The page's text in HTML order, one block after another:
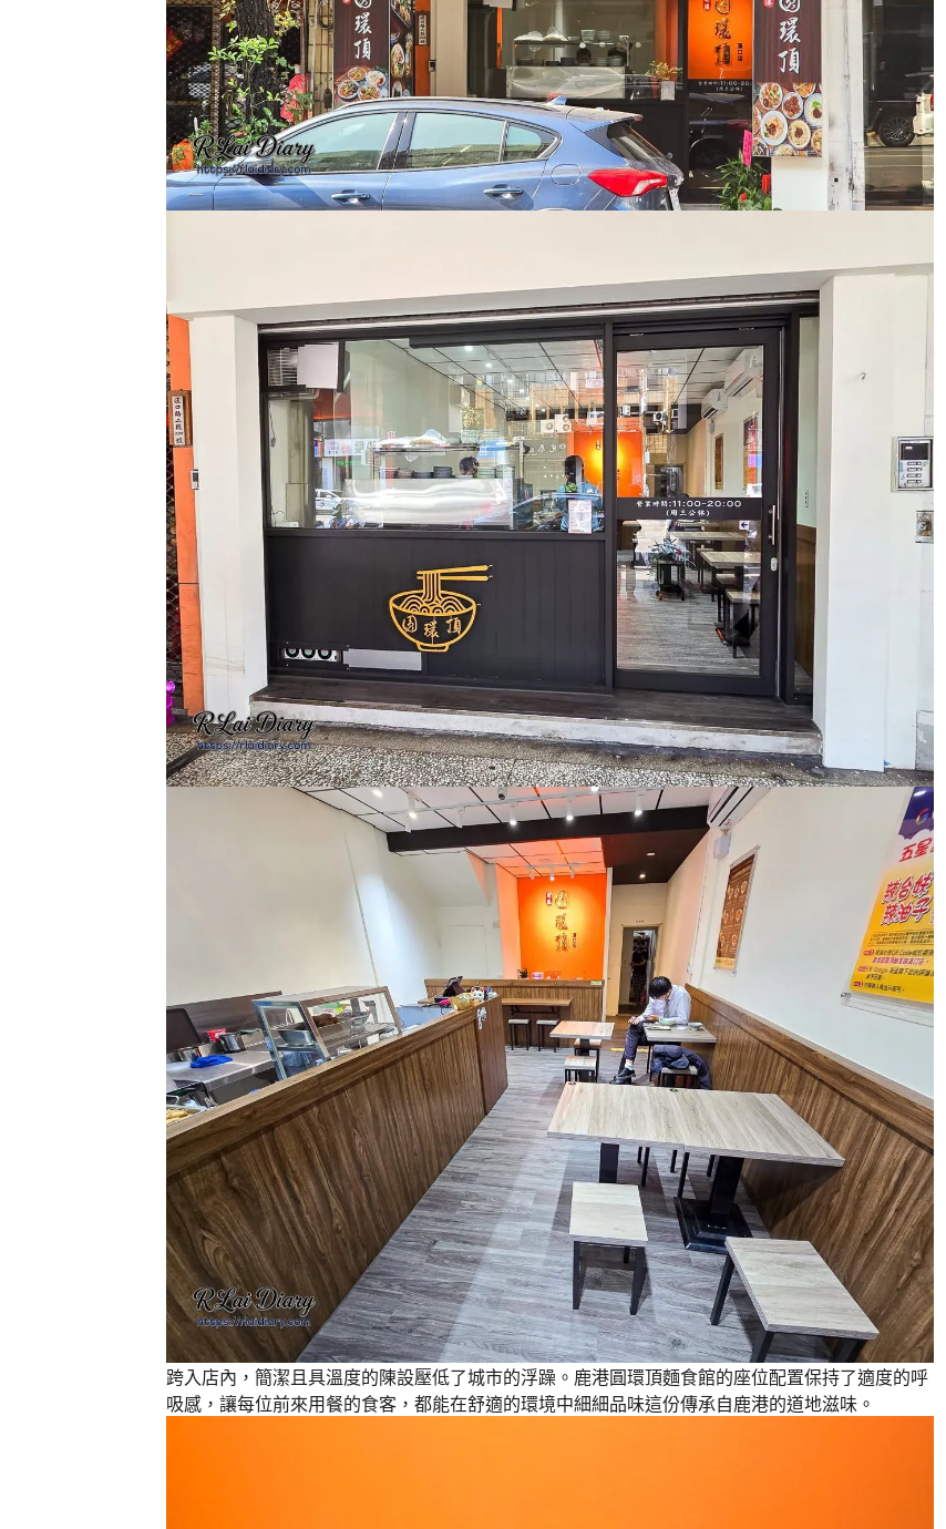
跨入店內，簡潔且具溫度的陳設壓低了城市的浮躁。鹿港圓環頂麵食館的座位配置保持了適度的呼
吸感，讓每位前來用餐的食客，都能在舒適的環境中細細品味這份傳承自鹿港的道地滋味。